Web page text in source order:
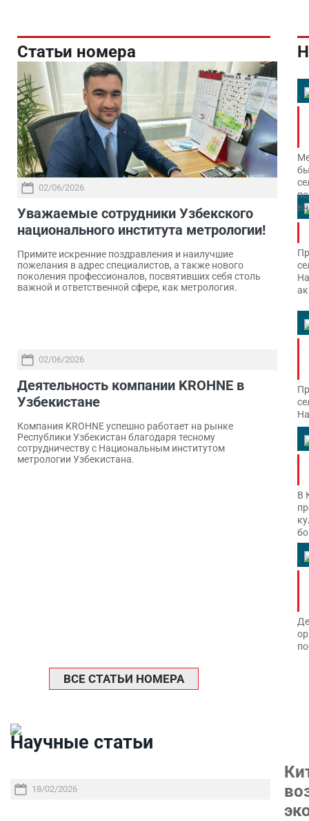
Статьи номера
02/06/2026
Уважаемые сотрудники Узбекского
национального института метрологии!
Примите искренние поздравления и наилучшие
пожелания в адрес специалистов, а также нового
поколения профессионалов, посвятивших себя столь
важной и ответственной сфере, как метрология.
02/06/2026
Деятельность компании KROHNE в
Узбекистане
Компания KROHNE успешно работает на рынке
Республики Узбекистан благодаря тесному
сотрудничеству с Национальным институтом
метрологии Узбекистана.
В
ВСЕ СТАТЬИ НОМЕРА
Научные статьи
18/02/2026